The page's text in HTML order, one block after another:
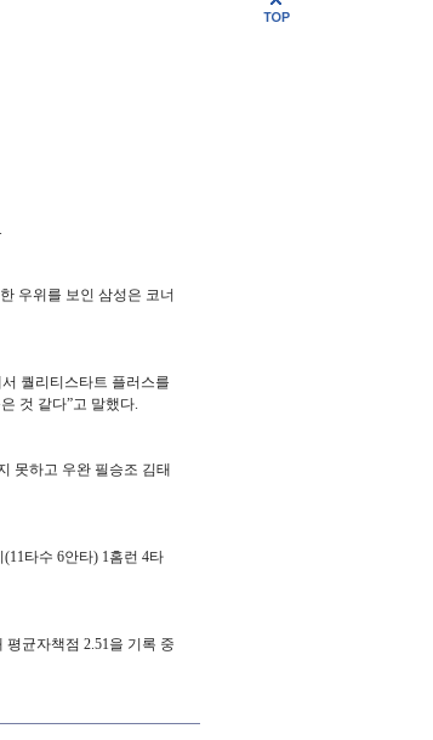
우위를 보인 삼성은 코너
퀄리티스타트 플러스를
것 같다”고 말했다.
못하고 우완 필승조 김태
타수 6안타) 1홈런 4타
평균자책점 2.51을 기록 중